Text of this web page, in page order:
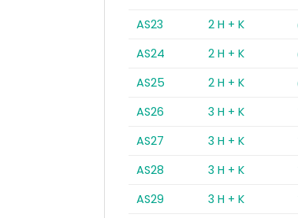
AS23
2 H + K
AS24
2 H + K
AS25
2 H + K
AS26
3 H + K
AS27
3 H + K
AS28
3 H + K
AS29
3 H + K